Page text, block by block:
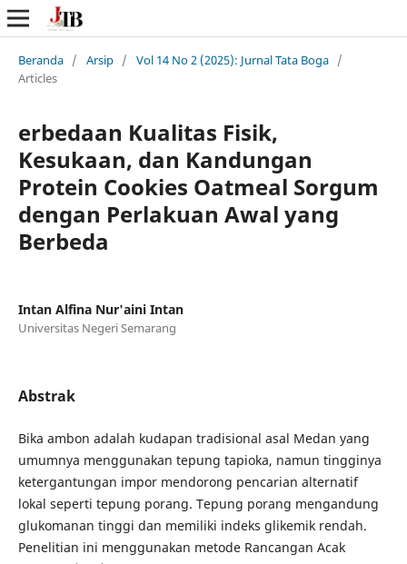
Beranda / Arsip / Vol 14 No 2 (2025): Jurnal Tata Boga /
Articles
erbedaan Kualitas Fisik,
Kesukaan, dan Kandungan
Protein Cookies Oatmeal Sorgum
dengan Perlakuan Awal yang
Berbeda
Intan Alfina Nur'aini Intan
Universitas Negeri Semarang
Abstrak
Bika ambon adalah kudapan tradisional asal Medan yang
umumnya menggunakan tepung tapioka, namun tingginya
ketergantungan impor mendorong pencarian alternatif
lokal seperti tepung porang. Tepung porang mengandung
glukomanan tinggi dan memiliki indeks glikemik rendah.
Penelitian ini menggunakan metode Rancangan Acak